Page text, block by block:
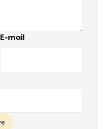
E-mail